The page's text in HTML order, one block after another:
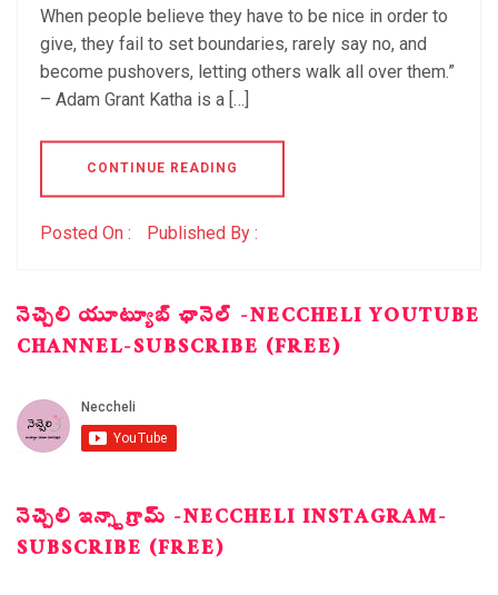
When people believe they have to be nice in order to
give, they fail to set boundaries, rarely say no, and
become pushovers, letting others walk all over them.”
– Adam Grant Katha is a […]
CONTINUE READING
Posted On : Published By :
నెచ్చెలి యూట్యూబ్ ఛానెల్ -NECCHELI YOUTUBE
CHANNEL-SUBSCRIBE (FREE)
నెచ్చెలి ఇన్స్టాగ్రామ్ -NECCHELI INSTAGRAM-
SUBSCRIBE (FREE)